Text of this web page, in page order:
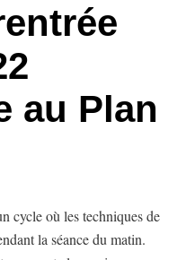
au Plan
cycle où les techniques de
la séance du matin.